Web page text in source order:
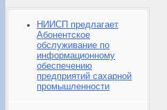
НИИСП предлагает
Абонентское
обслуживание по
информационному
обеспечению
предприятий сахарной
промышленности